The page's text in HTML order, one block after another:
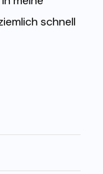
schnell